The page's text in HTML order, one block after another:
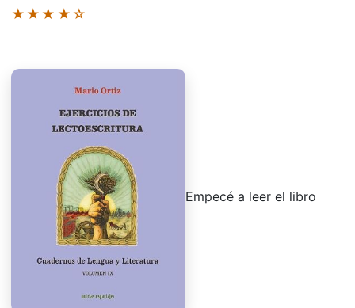
★★★★☆
Empecé a leer el libro